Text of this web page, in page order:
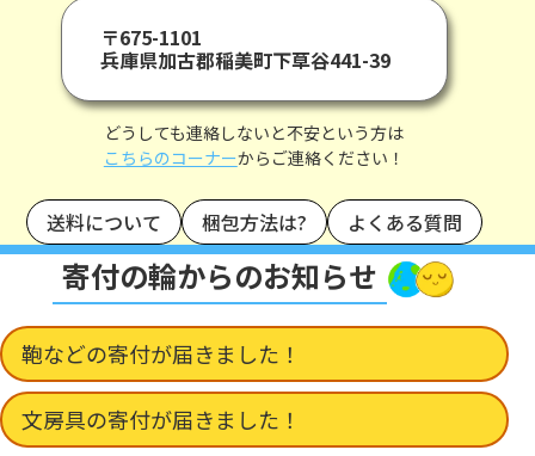
〒675-1101
兵庫県加古郡稲美町下草谷441-39
どうしても連絡しないと不安という方は
こちらのコーナーからご連絡ください！
送料について 梱包方法は? よくある質問
寄付の輪からのお知らせ
鞄などの寄付が届きました！
文房具の寄付が届きました！